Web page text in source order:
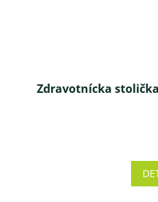
Zdravotnícka